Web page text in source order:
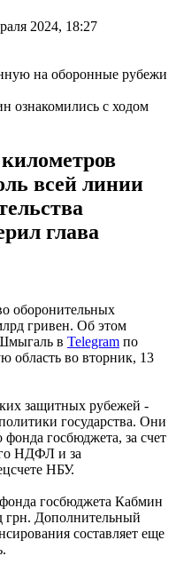
2024, 18:27
с ходом
всей линии
глава
оборонительных
гривен. Об этом
в Telegram по
область во вторник, 13
защитных рубежей -
государства. Они
фонда госбюджета, за счет
НДФЛ и за
НБУ.
госбюджета Кабмин
грн. Дополнительный
составляет еще